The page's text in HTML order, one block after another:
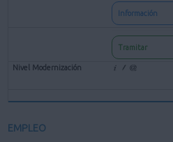
Información
Tramitar
EMPLEO